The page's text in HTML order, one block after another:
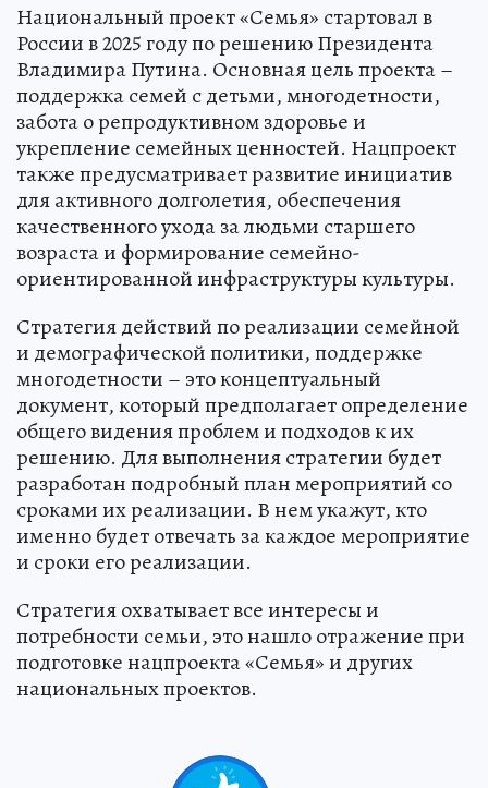
Национальный проект «Семья» стартовал в
России в 2025 году по решению Президента
Владимира Путина. Основная цель проекта –
поддержка семей с детьми, многодетности,
забота о репродуктивном здоровье и
укрепление семейных ценностей. Нацпроект
также предусматривает развитие инициатив
для активного долголетия, обеспечения
качественного ухода за людьми старшего
возраста и формирование семейно-
ориентированной инфраструктуры культуры.
Стратегия действий по реализации семейной
и демографической политики, поддержке
многодетности – это концептуальный
документ, который предполагает определение
общего видения проблем и подходов к их
решению. Для выполнения стратегии будет
разработан подробный план мероприятий со
сроками их реализации. В нем укажут, кто
именно будет отвечать за каждое мероприятие
и сроки его реализации.
Стратегия охватывает все интересы и
потребности семьи, это нашло отражение при
подготовке нацпроекта «Семья» и других
национальных проектов.